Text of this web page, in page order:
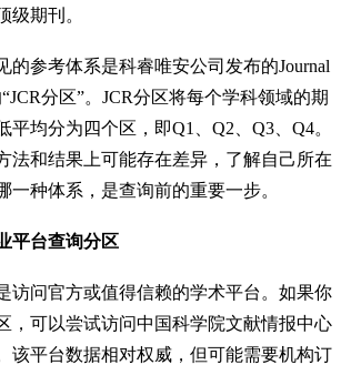
级期刊。
的参考体系是科睿唯安公司发布的Journal
“JCR分区”。JCR分区将每个学科领域的期
平均分为四个区，即Q1、Q2、Q3、Q4。
法和结果上可能存在差异，了解自己所在
一种体系，是查询前的重要一步。
平台查询分区
访问官方或值得信赖的学术平台。如果你
，可以尝试访问中国科学院文献情报中心
该平台数据相对权威，但可能需要机构订